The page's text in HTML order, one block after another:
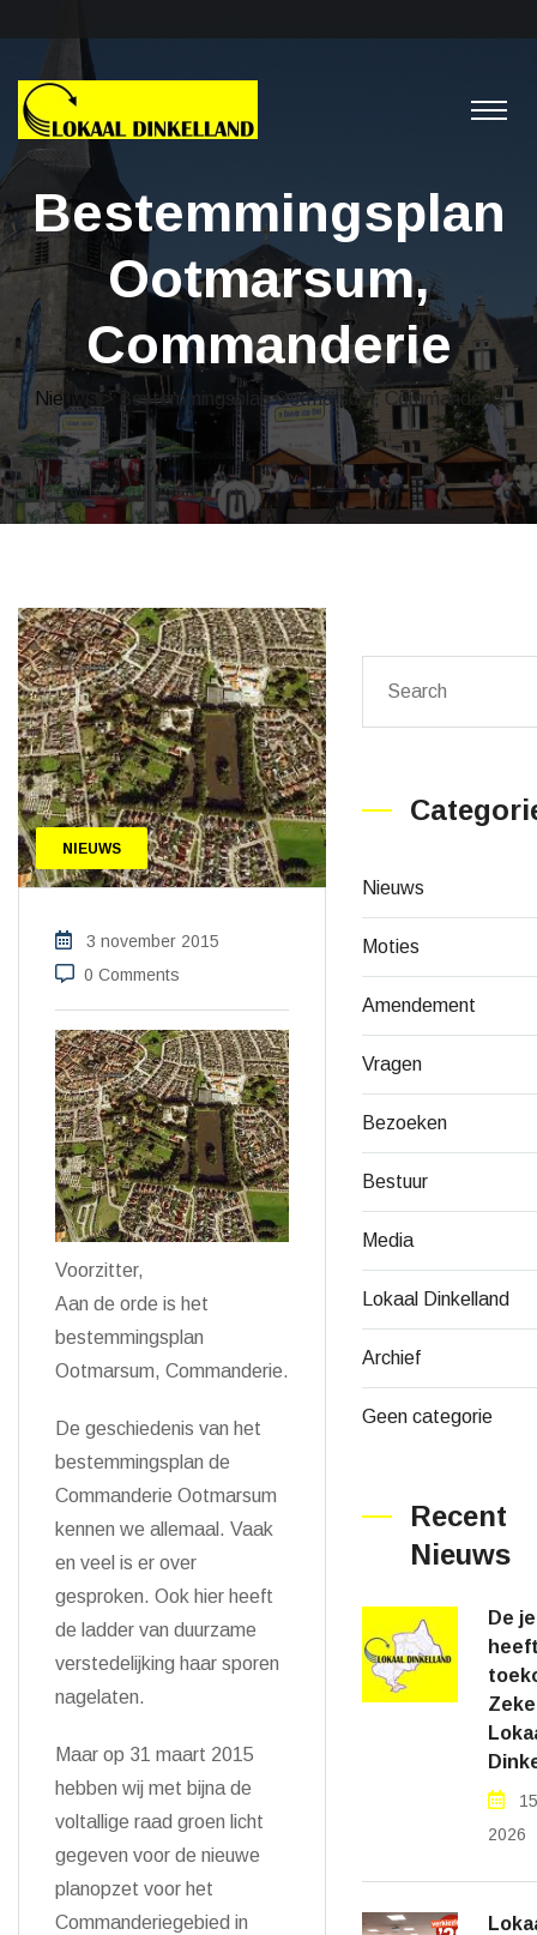
Bestemmingsplan
Ootmarsum,
Commanderie
Nieuws > Bestemmingsplan Ootmarsum, Commanderie
NIEUWS
3 november 2015
0 Comments
Voorzitter,
Aan de orde is het
bestemmingsplan
Ootmarsum, Commanderie.
De geschiedenis van het
bestemmingsplan de
Commanderie Ootmarsum
kennen we allemaal. Vaak
en veel is er over
gesproken. Ook hier heeft
de ladder van duurzame
verstedelijking haar sporen
nagelaten.
Maar op 31 maart 2015
hebben wij met bijna de
voltallige raad groen licht
gegeven voor de nieuwe
planopzet voor het
Commanderiegebied in
Nieuws
Moties
Amendement
Vragen
Bezoeken
Bestuur
Media
Lokaal Dinkelland
Archief
Geen categorie
Recent
Nieuws
De
2026